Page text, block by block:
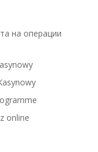
на операции
online